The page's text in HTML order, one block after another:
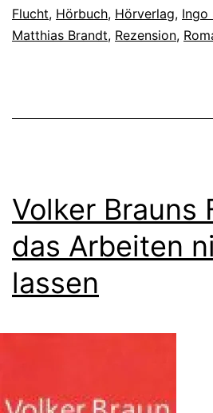
Flucht, Hörbuch, Hörverlag, Ingo
Matthias Brandt, Rezension,
Volker Brauns
das Arbeiten
lassen